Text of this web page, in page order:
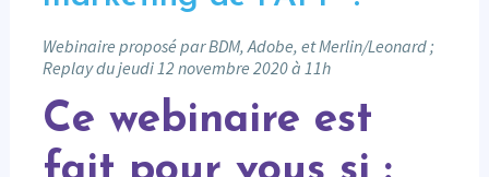
Webinaire proposé par BDM, Adobe, et Merlin/Leonard ;
Replay du jeudi 12 novembre 2020 à 11h
Ce webinaire est